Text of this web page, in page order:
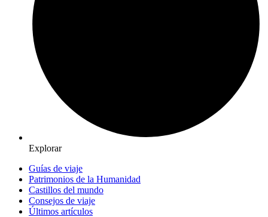
Explorar
Guías de viaje
Patrimonios de la Humanidad
Castillos del mundo
Consejos de viaje
Últimos artículos